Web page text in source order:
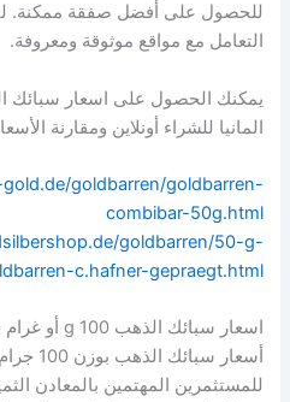
للحصول على أفضل صفقة ممكنة.
التعامل مع مواقع موثوقة ومعروفة.
المانيا للشراء أونلاين ومقارنة
goldbarren/goldbarren-
combibar-50g.html
goldbarren/50-g-
c.hafner-gepraegt.html
اسعار سبائك الذهب 100 g أو غرام في المانيا
أسعار
للمستثمرين المهتمين بالمعادن